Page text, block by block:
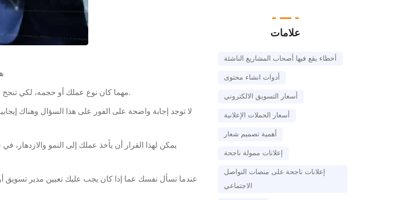
مهما كان نوع عملك أو حجمه، لكي تنجح فبكل تأكيد أنت تحتاج تسويقه، وهنا يتصادف صاحب العمل مع هذا السؤال.
لا توجد إجابة واضحة على الفور على هذا السؤال وهناك
يمكن لهذا القرار أن يأخذ عملك إلى النمو
عندما تسأل نفسك عما إذا كان يجب عليك تعيين مدير تسويق
علامات
أخطاء يقع فيها أصحاب المشاريع الناشئة
أدوات انشاء محتوى
أسعار التسويق الالكتروني
أسعار الحملات الإعلانية
أهمية تصميم شعار
إعلانات ممولة ناجحة
إعلانات ناجحة على منصات التواصل
الاجتماعي